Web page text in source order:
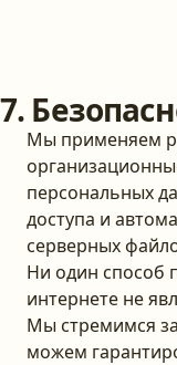
7.
Мы применяем
персональных
доступа и
серверных
Ни один способ
интернете не
Мы стремимся
можем